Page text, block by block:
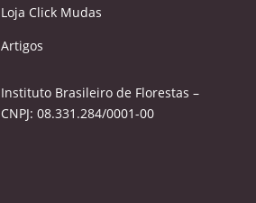
Loja Click Mudas
Artigos
Instituto Brasileiro de Florestas –
CNPJ: 08.331.284/0001-00